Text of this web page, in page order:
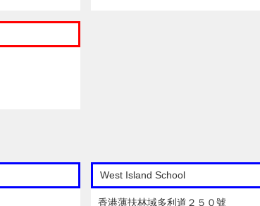
West Island School
香港薄扶林域多利道２５０號